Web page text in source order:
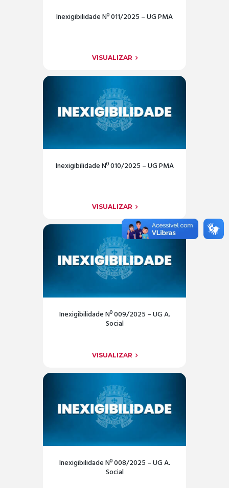
Inexigibilidade Nº 011/2025 – UG PMA
VISUALIZAR
Inexigibilidade Nº 010/2025 – UG PMA
VISUALIZAR
Inexigibilidade Nº 009/2025 – UG A.
Social
VISUALIZAR
Inexigibilidade Nº 008/2025 – UG A.
Social